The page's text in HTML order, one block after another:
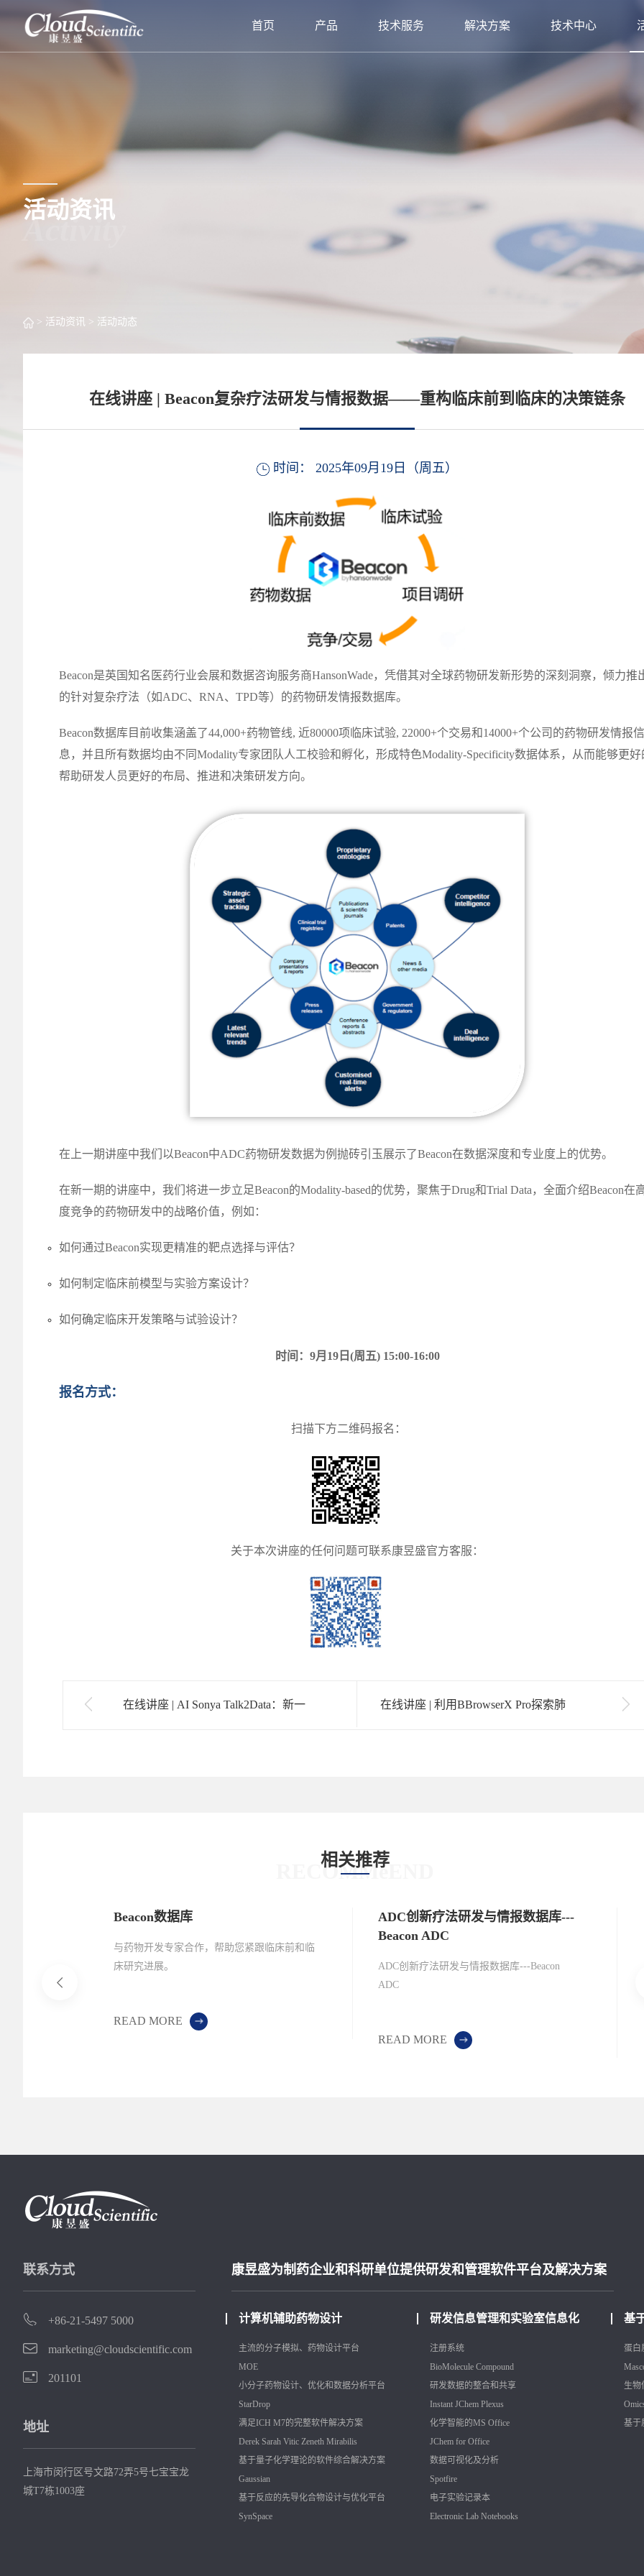
首页 产品 技术服务 解决方案 技术中心
活动资讯
Activity
> 活动资讯 > 活动动态
在线讲座 | Beacon复杂疗法研发与情报数据——重构临床前到临床的决策链条
时间： 2025年09月19日（周五）
Beacon是英国知名医药行业会展和数据咨询服务商HansonWade，凭借其对全球药物研发新形势的深刻洞察，倾力推
的针对复杂疗法（如ADC、RNA、TPD等）的药物研发情报数据库。
Beacon数据库目前收集涵盖了44,000+药物管线, 近80000项临床试验, 22000+个交易和14000+个公司的药物研发情报信
息，并且所有数据均由不同Modality专家团队人工校验和孵化，形成特色Modality-Specificity数据体系，从而能够更好
帮助研发人员更好的布局、推进和决策研发方向。
在上一期讲座中我们以Beacon中ADC药物研发数据为例抛砖引玉展示了Beacon在数据深度和专业度上的优势。
在新一期的讲座中，我们将进一步立足Beacon的Modality-based的优势，聚焦于Drug和Trial Data，全面介绍Beacon在
度竞争的药物研发中的战略价值，例如：
如何通过Beacon实现更精准的靶点选择与评估？
如何制定临床前模型与实验方案设计？
如何确定临床开发策略与试验设计？
时间：9月19日(周五) 15:00-16:00
报名方式：
扫描下方二维码报名：
关于本次讲座的任何问题可联系康昱盛官方客服：
在线讲座 | AI Sonya Talk2Data：新一
在线讲座 | 利用BBrowserX Pro探索肺
相关推荐
RECOMMeEND
Beacon数据库
与药物开发专家合作，帮助您紧跟临床前和临
床研究进展。
READ MORE
ADC创新疗法研发与情报数据库---
Beacon ADC
ADC创新疗法研发与情报数据库---Beacon
ADC
READ MORE
联系方式
+86-21-5497 5000
marketing@cloudscientific.com
201101
地址
上海市闵行区号文路72弄5号七宝宝龙
城T7栋1003座
康昱盛为制药企业和科研单位提供研发和管理软件平台及解决方案
计算机辅助药物设计
主流的分子模拟、药物设计平台
MOE
小分子药物设计、优化和数据分析平台
StarDrop
满足ICH M7的完整软件解决方案
Derek Sarah Vitic Zeneth Mirabilis
基于量子化学理论的软件综合解决方案
Gaussian
基于反应的先导化合物设计与优化平台
SynSpace
研发信息管理和实验室信息化
注册系统
BioMolecule Compound
研发数据的整合和共享
Instant JChem Plexus
化学智能的MS Office
JChem for Office
数据可视化及分析
Spotfire
电子实验记录本
Electronic Lab Notebooks
基
蛋白
生物
基于